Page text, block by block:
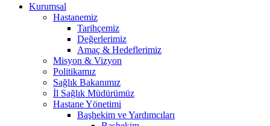
Kurumsal
Hastanemiz
Tarihçemiz
Değerlerimiz
Amaç & Hedeflerimiz
Misyon & Vizyon
Politikamız
Sağlık Bakanımız
İl Sağlık Müdürümüz
Hastane Yönetimi
Başhekim ve Yardımcıları